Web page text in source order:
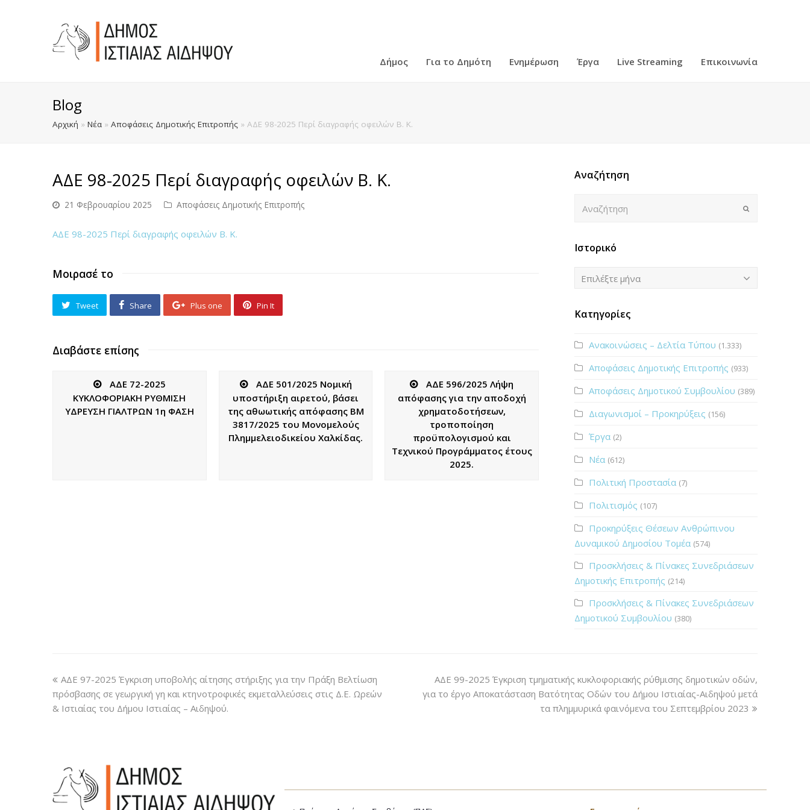
Δήμος Για το Δημότη Ενημέρωση Έργα Live Streaming Επικοινωνία
Blog
Αρχική » Νέα » Αποφάσεις Δημοτικής Επιτροπής » ΑΔΕ 98-2025 Περί διαγραφής οφειλών Β. Κ.
ΑΔΕ 98-2025 Περί διαγραφής οφειλών Β. Κ.
21 Φεβρουαρίου 2025 Αποφάσεις Δημοτικής Επιτροπής
ΑΔΕ 98-2025 Περί διαγραφής οφειλών Β. Κ.
Μοιρασέ το
Tweet Share Plus one Pin It
Διαβάστε επίσης
ΑΔΕ 72-2025
ΚΥΚΛΟΦΟΡΙΑΚΗ ΡΥΘΜΙΣΗ
ΥΔΡΕΥΣΗ ΓΙΑΛΤΡΩΝ 1η ΦΑΣΗ
ΑΔΕ 501/2025 Νομική
υποστήριξη αιρετού, βάσει
της αθωωτικής απόφασης ΒΜ
3817/2025 του Μονομελούς
Πλημμελειοδικείου Χαλκίδας.
ΑΔΕ 596/2025 Λήψη
απόφασης για την αποδοχή
χρηματοδοτήσεων,
τροποποίηση
προϋπολογισμού και
Τεχνικού Προγράμματος έτους
2025.
Αναζήτηση
Ιστορικό
Ιστορικό
Επιλέξτε μήνα
Κατηγορίες
Ανακοινώσεις – Δελτία Τύπου (1.333)
Αποφάσεις Δημοτικής Επιτροπής (933)
Αποφάσεις Δημοτικού Συμβουλίου (389)
Διαγωνισμοί – Προκηρύξεις (156)
Έργα (2)
Νέα (612)
Πολιτική Προστασία (7)
Πολιτισμός (107)
Προκηρύξεις Θέσεων Ανθρώπινου
Δυναμικού Δημοσίου Τομέα (574)
Προσκλήσεις & Πίνακες Συνεδριάσεων
Δημοτικής Επιτροπής (214)
Προσκλήσεις & Πίνακες Συνεδριάσεων
Δημοτικού Συμβουλίου (380)
ΑΔΕ 97-2025 Έγκριση υποβολής αίτησης στήριξης για την Πράξη Βελτίωση
πρόσβασης σε γεωργική γη και κτηνοτροφικές εκμεταλλεύσεις στις Δ.Ε. Ωρεών
& Ιστιαίας του Δήμου Ιστιαίας – Αιδηψού.
ΑΔΕ 99-2025 Έγκριση τμηματικής κυκλοφοριακής ρύθμισης δημοτικών οδών,
για το έργο Αποκατάσταση Βατότητας Οδών του Δήμου Ιστιαίας-Αιδηψού μετά
τα πλημμυρικά φαινόμενα του Σεπτεμβρίου 2023